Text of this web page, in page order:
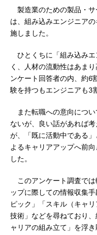
製造業のための製品・
は、組み込みエンジニア
施しました。
ひとくちに「組み込みエ
く、人材の流動性はあま
ンケート回答者の内、約6
験を持つもエンジニアも3
また転職への意向につい
ないが、良い話があれば
が、「既に活動中である
よるキャリアアップへ前
した。
このアンケート調査では
ップに際しての情報収集
ピック」「スキル（キャ
技術」などを尋ねており
ャリアの組み立て」を浮